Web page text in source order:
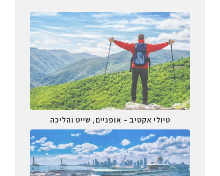
טיולי אקטיב – אופניים, שייט והליכה